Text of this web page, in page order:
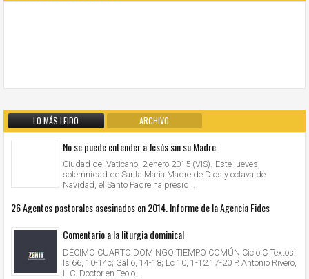
LO MÁS LEIDO ARCHIVO
No se puede entender a Jesús sin su Madre
Ciudad del Vaticano, 2 enero 2015 (VIS).-Este jueves,
solemnidad de Santa María Madre de Dios y octava de
Navidad, el Santo Padre ha presid...
26 Agentes pastorales asesinados en 2014. Informe de la Agencia Fides
Comentario a la liturgia dominical
DÉCIMO CUARTO DOMINGO TIEMPO COMÚN Ciclo C Textos:
Is 66, 10-14c; Gal 6, 14-18; Lc 10, 1-12.17-20 P. Antonio Rivero,
L.C. Doctor en Teolo...